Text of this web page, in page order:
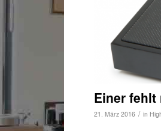
Einer fehlt
21. März 2016 / in